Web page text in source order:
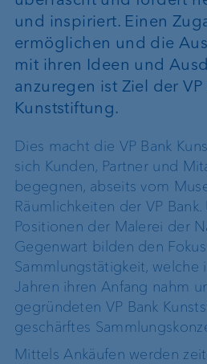
und inspiriert. Einen
ermöglichen und die
mit ihren Ideen und
anzuregen ist Ziel der VP
Kunststiftung.
Dies macht die VP Bank
sich Kunden, Partner und
begegnen, abseits vom
Räumlichkeiten der VP
Positionen der Malerei der
Gegenwart bilden den
Sammlungstätigkeit, welche
Jahren ihren Anfang nahm
gegründeten VP Bank
geschärftes
Mittels Ankäufen werden